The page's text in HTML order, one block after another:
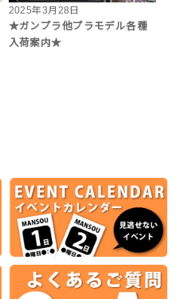
2025年3月28日
★ガンプラ他プラモデル各種
入荷案内★